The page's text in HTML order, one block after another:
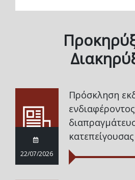
22/07/2026
Πρόσκληση